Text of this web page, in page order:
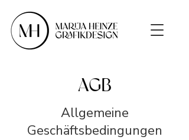
AGB
Allgemeine
Geschäftsbedingungen